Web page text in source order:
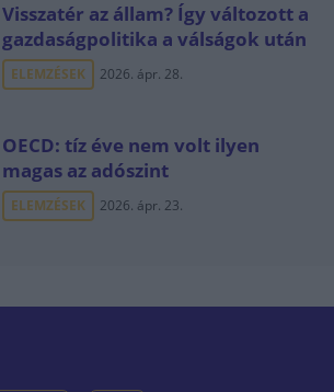
Visszatér az állam? Így változott a
gazdaságpolitika a válságok után
ELEMZÉSEK 2026. ápr. 28.
OECD: tíz éve nem volt ilyen
magas az adószint
ELEMZÉSEK 2026. ápr. 23.